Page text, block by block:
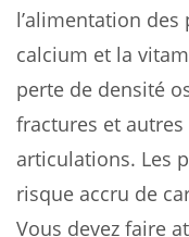
l’alimentation des
calcium et la
perte de densité
fractures et
articulations. Les
risque accru de
Vous devez faire